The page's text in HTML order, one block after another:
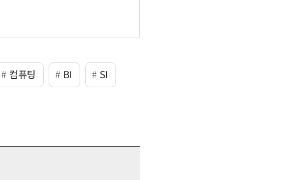
컴퓨팅 BI SI